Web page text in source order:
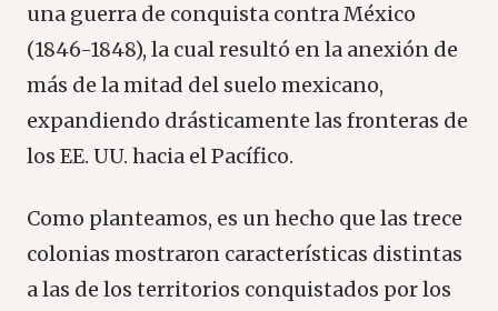
una guerra de conquista contra México
(1846-1848), la cual resultó en la anexión de
más de la mitad del suelo mexicano,
expandiendo drásticamente las fronteras de
los EE. UU. hacia el Pacífico.
Como planteamos, es un hecho que las trece
colonias mostraron características distintas
a las de los territorios conquistados por los